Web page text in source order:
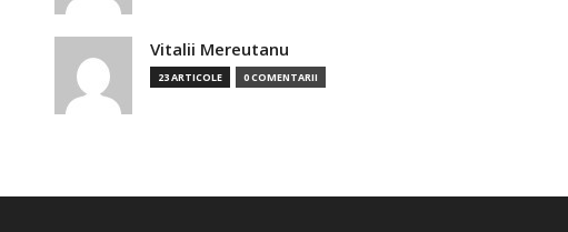
Vitalii Mereutanu
23 ARTICOLE 0 COMENTARII